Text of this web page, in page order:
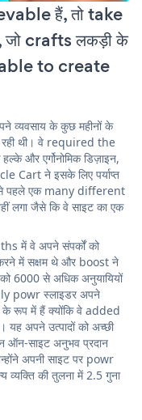
हैं, तो take
जो crafts लकड़ी के
able to create
व्यवसाय के कुछ महीनों के
थी। वे required the
और एर्गोनोमिक डिज़ाइन,
Cart ने इसके लिए पर्याप्त
से पहले एक many different
लगा जैसे कि वे साइट का एक
में वे अपने संपर्कों को
में सक्षम थे और boost ने
6000 से अधिक अनुयायियों
powr स्लाइडर अपने
के रूप में हैं क्योंकि वे added
यह अपने उत्पादों को अच्छी
ऑन-साइट अनुभव प्रदान
अपनी साइट पर powr
व्यक्ति की तुलना में 2.5 गुना